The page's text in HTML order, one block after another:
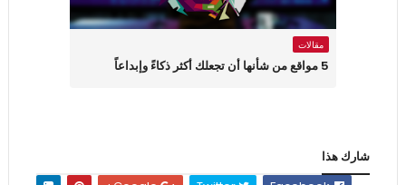
مقالات
5 مواقع من شأنها أن تجعلك أكثر ذكاءً وإبداعاً
شارك هذا